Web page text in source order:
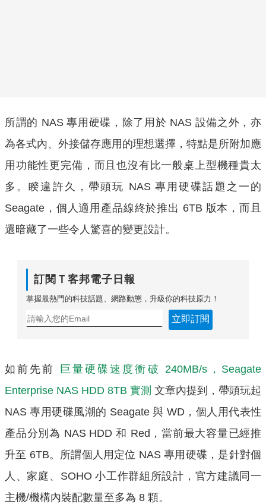
所謂的 NAS 專用硬碟，除了用於 NAS 設備之外，亦
為各式內、外接儲存應用的理想選擇，特點是所附加應
用功能性更完備，而且也沒有比一般桌上型機種貴太
多。睽違許久，帶頭玩 NAS 專用硬碟話題之一的
Seagate，個人適用產品線終於推出 6TB 版本，而且
還暗藏了一些令人驚喜的變更設計。
訂閱Ｔ客邦電子日報
掌握最熱門的科技話題、網路動態，升級你的科技原力！
立即訂閱
如前先前
巨量硬碟速度衝破 240MB/s，Seagate
Enterprise NAS HDD 8TB 實測 文章內提到，帶頭玩起
NAS 專用硬碟風潮的 Seagate 與 WD，個人用代表性
產品分別為 NAS HDD 和 Red，當前最大容量已經推
升至 6TB。所謂個人用定位 NAS 專用硬碟，是針對個
人、家庭、SOHO 小工作群組所設計，官方建議同一
主機/機構內裝配數量至多為 8 顆。